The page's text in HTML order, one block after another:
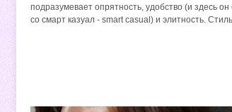
подразумевает опрятность, удобство (и здесь он
со смарт казуал - smart casual) и элитность.